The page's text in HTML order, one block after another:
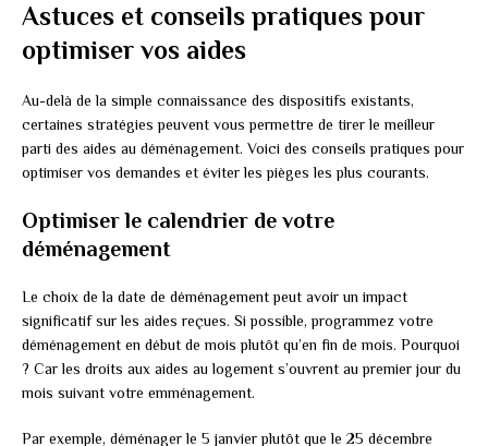
Astuces et conseils pratiques pour
optimiser vos aides
Au-delà de la simple connaissance des dispositifs existants,
certaines stratégies peuvent vous permettre de tirer le meilleur
parti des aides au déménagement. Voici des conseils pratiques pour
optimiser vos demandes et éviter les pièges les plus courants.
Optimiser le calendrier de votre
déménagement
Le choix de la date de déménagement peut avoir un impact
significatif sur les aides reçues. Si possible, programmez votre
déménagement en début de mois plutôt qu’en fin de mois. Pourquoi
? Car les droits aux aides au logement s’ouvrent au premier jour du
mois suivant votre emménagement.
Par exemple, déménager le 5 janvier plutôt que le 25 décembre